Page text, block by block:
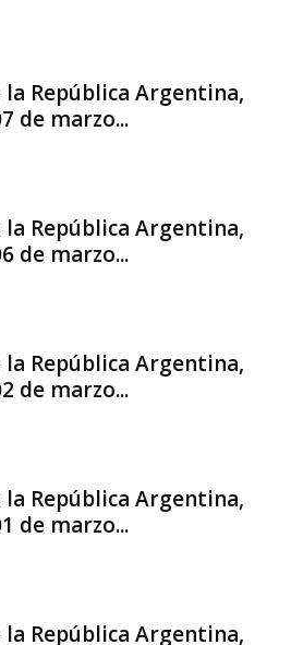
República Argentina,
de marzo...
República Argentina,
de marzo...
República Argentina,
de marzo...
República Argentina,
de marzo...
República Argentina,